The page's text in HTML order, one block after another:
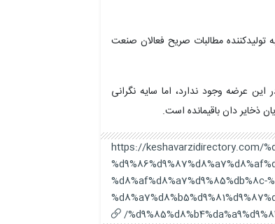
تولیدکننده مطالبات صریح فعالان صنعت
عرضه وجود ندارد، اما سایه نگرانی
ذخایر دان باقیمانده است.
https://keshavarzidirectory.com/
%d8%af%d8%a7%d9%85%db%8c-